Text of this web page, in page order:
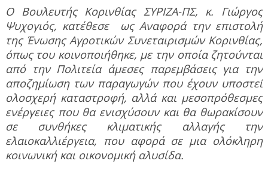
Ο Βουλευτής Κορινθίας ΣΥΡΙΖΑ-ΠΣ, κ. Γιώργος
Ψυχογιός, κατέθεσε
ως Αναφορά την επιστολή
της Ένωσης Αγροτικών Συνεταιρισμών Κορινθίας,
όπως του κοινοποιήθηκε, με την οποία ζητούνται
από την Πολιτεία άμεσες παρεμβάσεις για την
αποζημίωση των παραγωγών που έχουν υποστεί
ολοσχερή καταστροφή, αλλά και μεσοπρόθεσμες
ενέργειες που θα ενισχύσουν και θα θωρακίσουν
σε συνθήκες κλιματικής αλλαγής την
ελαιοκαλλιέργεια, που αφορά σε μια ολόκληρη
κοινωνική και οικονομική αλυσίδα.